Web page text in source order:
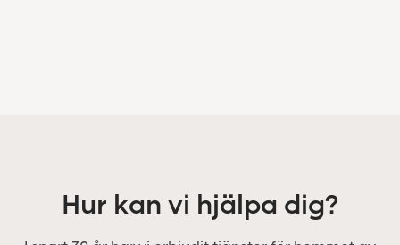
Hur kan vi hjälpa dig?